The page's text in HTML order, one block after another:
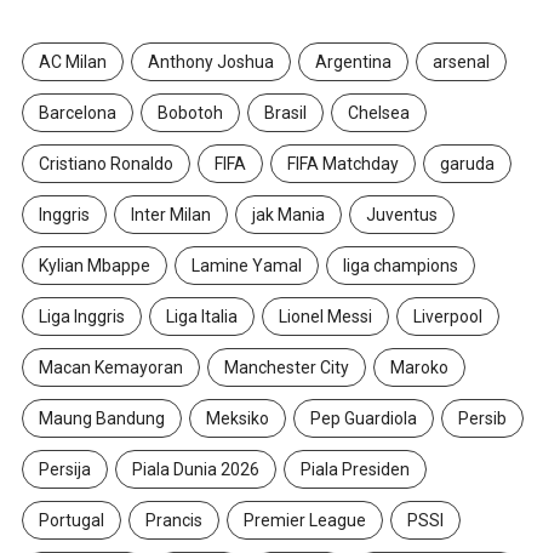
AC Milan Anthony Joshua Argentina arsenal
Barcelona Bobotoh Brasil Chelsea
Cristiano Ronaldo FIFA FIFA Matchday garuda
Inggris Inter Milan jak Mania Juventus
Kylian Mbappe Lamine Yamal liga champions
Liga Inggris Liga Italia Lionel Messi Liverpool
Macan Kemayoran Manchester City Maroko
Maung Bandung Meksiko Pep Guardiola Persib
Persija Piala Dunia 2026 Piala Presiden
Portugal Prancis Premier League PSSI